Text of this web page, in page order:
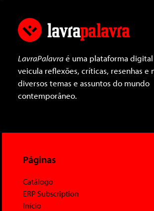
LavraPalavraé uma plataforma
veicula reflexões, críticas, resenhas e
diversos temas e assuntos do mundo
contemporâneo.
Páginas
Catálogo
ERP Subscription
Início